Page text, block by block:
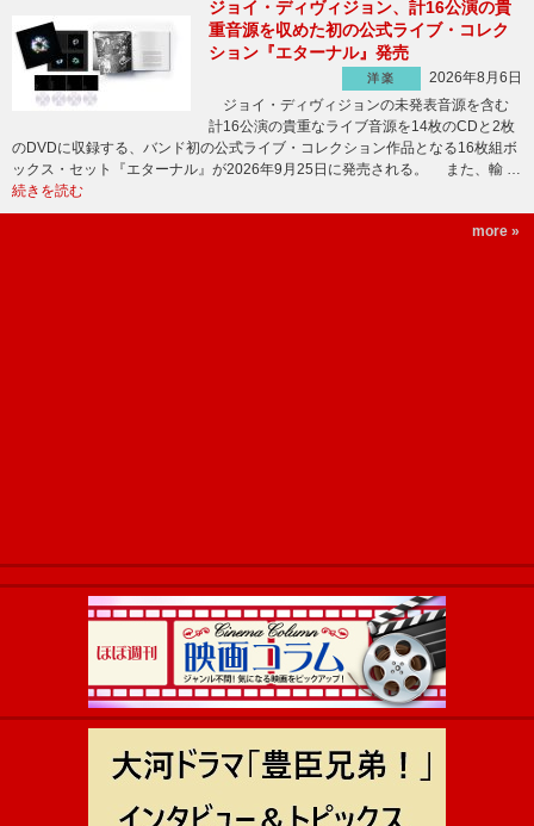
ジョイ・ディヴィジョン、計16公演の貴
重音源を収めた初の公式ライブ・コレク
ション『エターナル』発売
洋楽
2026年8月6日
ジョイ・ディヴィジョンの未発表音源を含む
計16公演の貴重なライブ音源を14枚のCDと2枚
のDVDに収録する、バンド初の公式ライブ・コレクション作品となる16枚組ボ
ックス・セット『エターナル』が2026年9月25日に発売される。 また、輸 …
続きを読む
more »